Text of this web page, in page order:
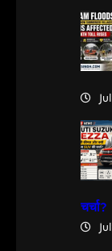
चर्चा?